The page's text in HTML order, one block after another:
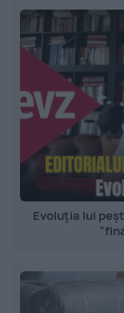
Evoluția lui